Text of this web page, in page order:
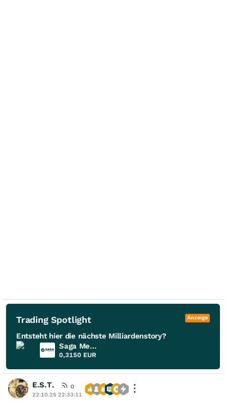
Trading Spotlight Anzeige
Entsteht hier die nächste Milliardenstory?
Saga Metals
0,3150 EUR
E.S.T.
0
22.10.25 22:33:11